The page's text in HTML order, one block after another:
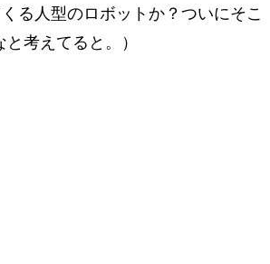
る人型のロボットか？ついにそこ
考えてると。）